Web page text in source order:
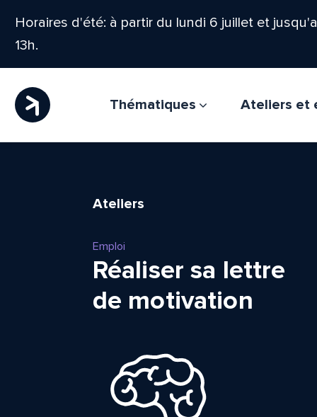
Horaires d'été: à partir du lundi 6 juillet et
13h.
Thématiques Ateliers et
Ateliers
Emploi
Réaliser sa lettre
de motivation